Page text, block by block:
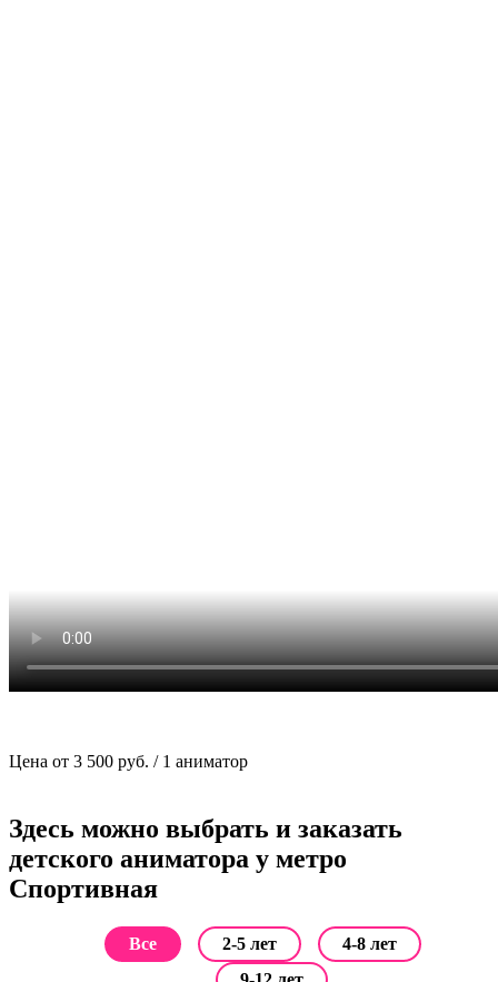
Цена от 3 500 руб. / 1 аниматор
Здесь можно выбрать и заказать
детского аниматора у метро
Спортивная
Все 2-5 лет
4-8 лет